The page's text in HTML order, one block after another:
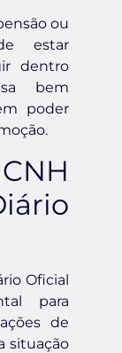
ou
estar
dentro
bem
poder
Oficial
para
de
situação